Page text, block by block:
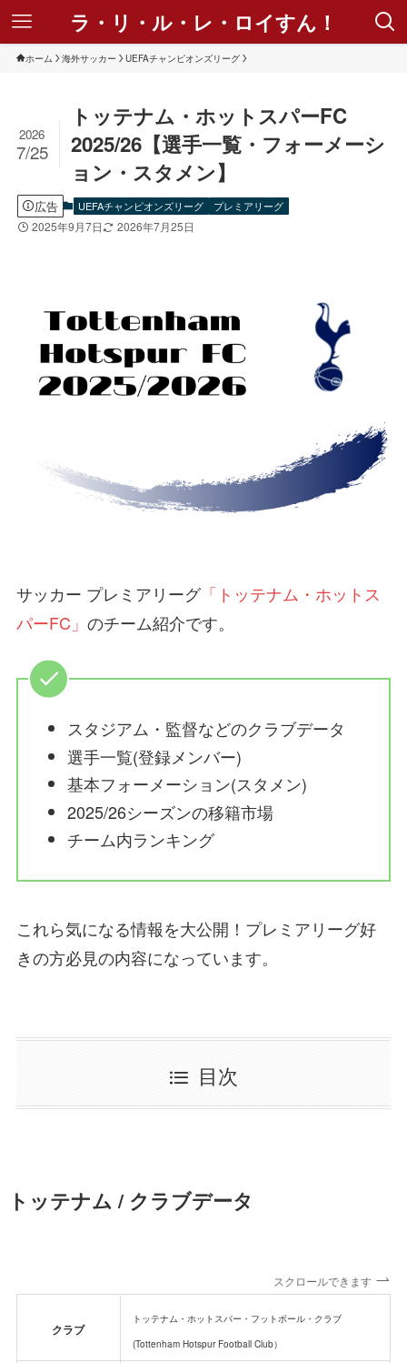
ラ・リ・ル・レ・ロイすん！
ホーム 海外サッカー UEFAチャンピオンズリーグ
トッテナム・ホットスパーFC
2025/26【選手一覧・フォーメーシ
ョン・スタメン】
2026
7/25
広告 UEFAチャンピオンズリーグ プレミアリーグ
2025年9月7日 2026年7月25日
サッカー プレミアリーグ「トッテナム・ホットス
パーFC」 のチーム紹介です。
スタジアム・監督などのクラブデータ
選手一覧(登録メンバー)
基本フォーメーション(スタメン)
2025/26シーズンの移籍市場
チーム内ランキング
これら気になる情報を大公開！プレミアリーグ好
きの方必見の内容になっています。
目次
トッテナム / クラブデータ
スクロールできます
クラブ
トッテナム・ホットスパー・フットボール・クラブ
(Tottenham Hotspur Football Club）